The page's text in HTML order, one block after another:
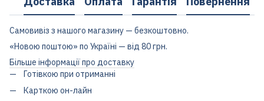
Самовивіз з нашого магазину — безкоштовно.
«Новою поштою» по Україні — від 80 грн.
Більше інформації про доставку
Готівкою при отриманні
Карткою он-лайн